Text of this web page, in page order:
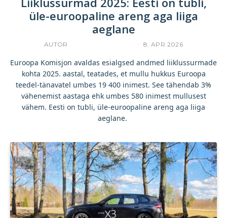
üle-euroopaline areng aga liiga
aeglane
AUTOR 8. APR 2026
Euroopa Komisjon avaldas esialgsed andmed liiklussurmade
kohta 2025. aastal, teatades, et mullu hukkus Euroopa
teedel-tänavatel umbes 19 400 inimest. See tähendab 3%
vähenemist aastaga ehk umbes 580 inimest mullusest
vähem. Eesti on tubli, üle-euroopaline areng aga liiga
aeglane.